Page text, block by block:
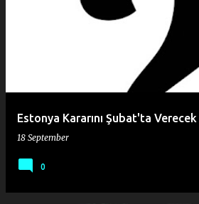
Estonya Kararını Şubat'ta Verecek
18 September
0